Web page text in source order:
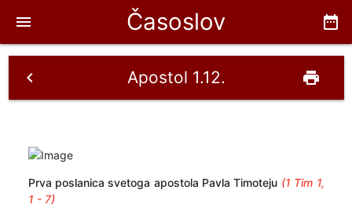
Časoslov date_range
menu
Apostol 1.12.
chevron_left print
Prva poslanica svetoga apostola Pavla Timoteju (1 Tim 1,
1 - 7)